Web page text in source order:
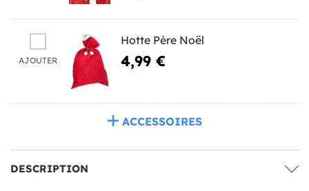
AJOUTER
Hotte Père Noël
4,99 €
ACCESSOIRES
DESCRIPTION